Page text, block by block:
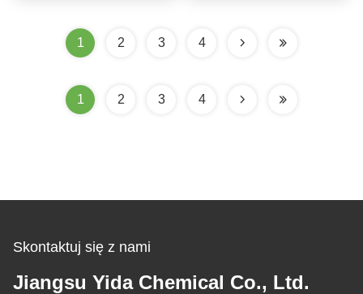
1 2 3 4
1 2 3 4
Skontaktuj się z nami
Jiangsu Yida Chemical Co., Ltd.